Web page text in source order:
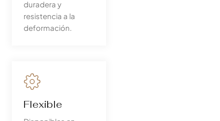
duradera y
resistencia a la
deformación.
Flexible